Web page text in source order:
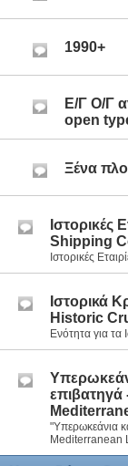
1990+
Ε/Γ Ο/Γ
οpen
Ξένα
Ιστορικές
Shipping
Ιστορικές
Ιστορικά
Historic
Ενότητα για τα
επιβατηγά
"Υπερωκεάνια
Mediterranean